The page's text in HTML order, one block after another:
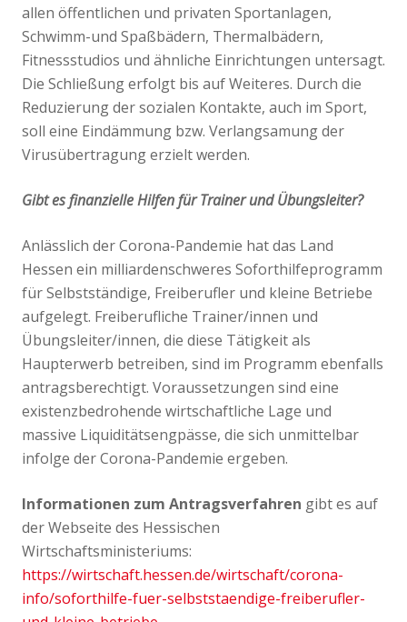
allen öffentlichen und privaten Sportanlagen,
Schwimm-und Spaßbädern, Thermalbädern,
Fitnessstudios und ähnliche Einrichtungen untersagt.
Die Schließung erfolgt bis auf Weiteres. Durch die
Reduzierung der sozialen Kontakte, auch im Sport,
soll eine Eindämmung bzw. Verlangsamung der
Virusübertragung erzielt werden.
Gibt es finanzielle Hilfen für Trainer und Übungsleiter?
Anlässlich der Corona-Pandemie hat das Land
Hessen ein milliardenschweres Soforthilfeprogramm
für Selbstständige, Freiberufler und kleine Betriebe
aufgelegt. Freiberufliche Trainer/innen und
Übungsleiter/innen, die diese Tätigkeit als
Haupterwerb betreiben, sind im Programm ebenfalls
antragsberechtigt. Voraussetzungen sind eine
existenzbedrohende wirtschaftliche Lage und
massive Liquiditätsengpässe, die sich unmittelbar
infolge der Corona-Pandemie ergeben.
Informationen zum Antragsverfahren gibt es auf
der Webseite des Hessischen
Wirtschaftsministeriums:
https://wirtschaft.hessen.de/wirtschaft/corona-
info/soforthilfe-fuer-selbststaendige-freiberufler-